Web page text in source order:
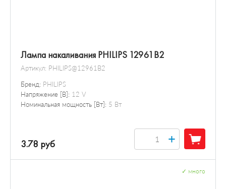
Лампа накаливания PHILIPS 12961B2
Артикул: PHILIPS@12961B2
Бренд: PHILIPS
Напряжение [В]: 12 V
Номинальная мощность [Вт]: 5 Вт
3.78 руб +
много